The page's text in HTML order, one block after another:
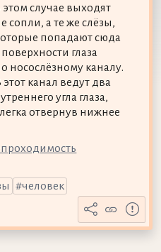
этом случае выходят
сопли, а те же слёзы,
попадают сюда
поверхности глаза
носослёзному каналу.
этот канал ведут два
угла глаза,
отвернув нижнее
человек